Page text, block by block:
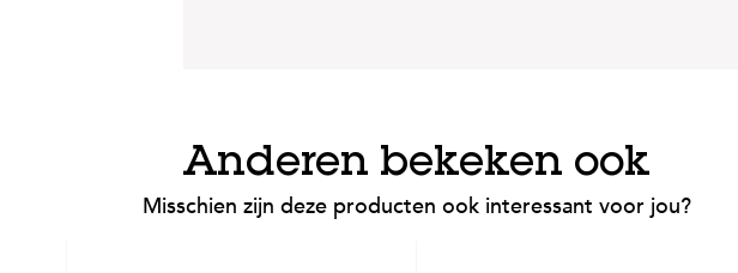
Anderen bekeken ook
Misschien zijn deze producten ook interessant voor jou?